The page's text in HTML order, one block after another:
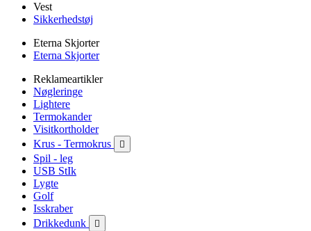
Vest
Sikkerhedstøj
Eterna Skjorter
Eterna Skjorter
Reklameartikler
Nøgleringe
Lightere
Termokander
Visitkortholder
Krus - Termokrus

Spil - leg
USB StIk
Lygte
Golf
Isskraber
Drikkedunk
